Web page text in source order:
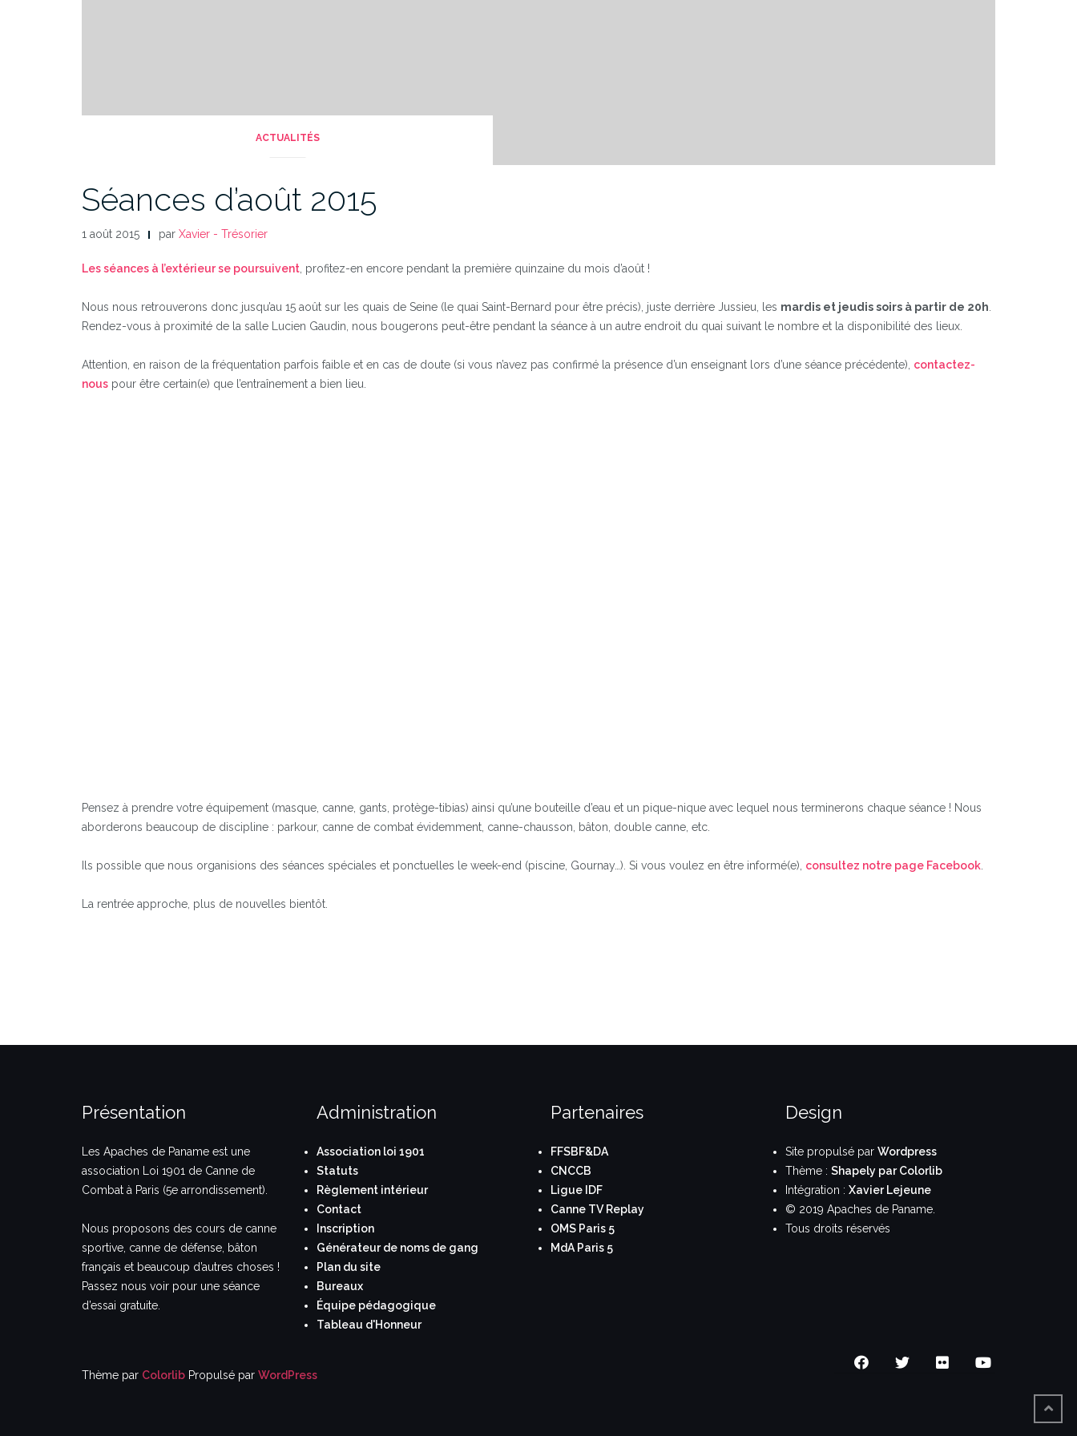
ACTUALITÉS
Séances d’août 2015
1 août 2015 par Xavier - Trésorier
Les séances à l’extérieur se poursuivent , profitez-en encore pendant la première quinzaine du mois d’août !
Nous nous retrouverons donc jusqu’au 15 août sur les quais de Seine (le quai Saint-Bernard pour être précis), juste derrière Jussieu, les mardis et jeudis soirs à partir de 20h
Rendez-vous à proximité de la salle Lucien Gaudin, nous bougerons peut-être pendant la séance à un autre endroit du quai suivant le nombre et la disponibilité des lieux.
Attention, en raison de la fréquentation parfois faible et en cas de doute (si vous n’avez pas confirmé la présence d’un enseignant lors d’une séance précédente), contactez-
nous pour être certain(e) que l’entraînement a bien lieu.
Pensez à prendre votre équipement (masque, canne, gants, protège-tibias) ainsi qu’une bouteille d’eau et un pique-nique avec lequel nous terminerons chaque séance ! Nous
aborderons beaucoup de discipline : parkour, canne de combat évidemment, canne-chausson, bâton, double canne, etc.
Ils possible que nous organisions des séances spéciales et ponctuelles le week-end (piscine, Gournay…). Si vous voulez en être informé(e), consultez notre page Facebook
La rentrée approche, plus de nouvelles bientôt.
Présentation
Les Apaches de Paname est une
association Loi 1901 de Canne de
Combat à Paris (5e arrondissement).
Nous proposons des cours de canne
sportive, canne de défense, bâton
français et beaucoup d’autres choses !
Passez nous voir pour une séance
d’essai gratuite.
Administration
Association loi 1901
Statuts
Règlement intérieur
Contact
Inscription
Générateur de noms de gang
Plan du site
Bureaux
Équipe pédagogique
Tableau d'Honneur
Partenaires
FFSBF&DA
CNCCB
Ligue IDF
Canne TV Replay
OMS Paris 5
MdA Paris 5
Design
Site propulsé par Wordpress
Thème : Shapely par Colorlib
Intégration : Xavier Lejeune
© 2019 Apaches de Paname.
Tous droits réservés
Thème par Colorlib Propulsé par WordPress